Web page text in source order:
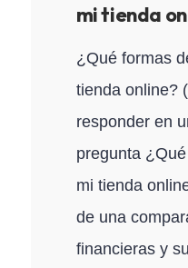
mi tienda
¿Qué formas
tienda online?
responder en
pregunta
mi tienda
de una
financieras y